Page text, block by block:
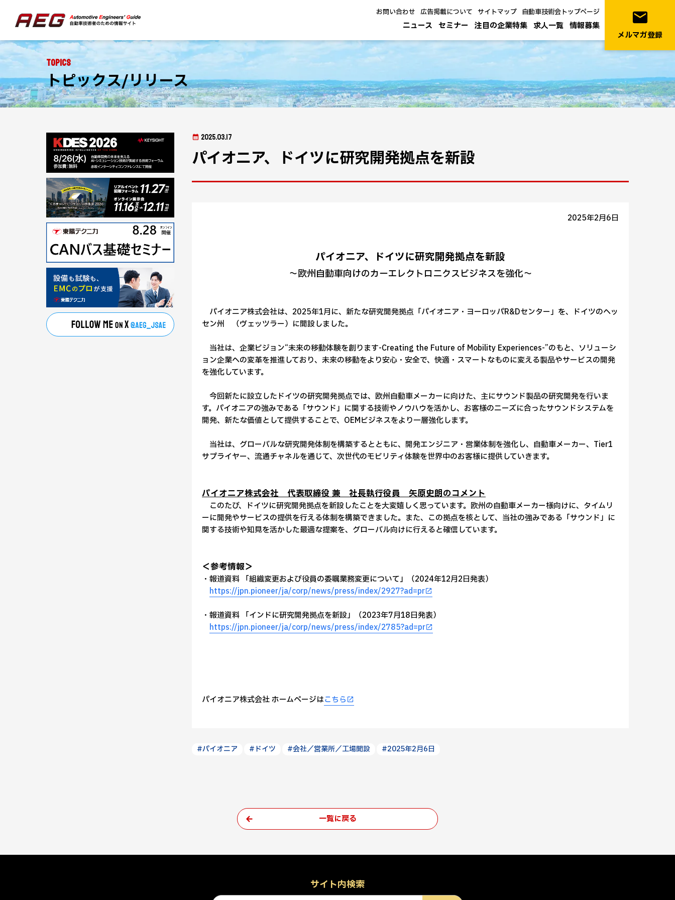
ニュース セミナー 注目の企業特集 求人一覧 情報募集
お問い合わせ 広告掲載について サイトマップ 自動車技術会トップページ email
メルマガ登録
Topics
トピックス/リリース
2025.03.17
パイオニア、ドイツに研究開発拠点を新設
2025年2月6日
パイオニア、ドイツに研究開発拠点を新設
～欧州自動車向けのカーエレクトロニクスビジネスを強化～
パイオニア株式会社は、2025年1月に、新たな研究開発拠点「パイオニア・ヨーロッパR&Dセンター」を、ドイツのヘッ
セン州 （ヴェッツラー）に開設しました。
当社は、企業ビジョン“未来の移動体験を創ります-Creating the Future of Mobility Experiences-”のもと、ソリューシ
ョン企業への変革を推進しており、未来の移動をより安心・安全で、快適・スマートなものに変える製品やサービスの開発
を強化しています。
今回新たに設立したドイツの研究開発拠点では、欧州自動車メーカーに向けた、主にサウンド製品の研究開発を行いま
す。パイオニアの強みである「サウンド」に関する技術やノウハウを活かし、お客様のニーズに合ったサウンドシステムを
開発、新たな価値として提供することで、OEMビジネスをより一層強化します。
当社は、グローバルな研究開発体制を構築するとともに、開発エンジニア・営業体制を強化し、自動車メーカー、Tier1
サプライヤー、流通チャネルを通じて、次世代のモビリティ体験を世界中のお客様に提供していきます。
パイオニア株式会社 代表取締役 兼 社長執行役員 矢原史朗のコメント
このたび、ドイツに研究開発拠点を新設したことを大変嬉しく思っています。欧州の自動車メーカー様向けに、タイムリ
ーに開発やサービスの提供を行える体制を構築できました。また、この拠点を核として、当社の強みである「サウンド」に
関する技術や知見を活かした最適な提案を、グローバル向けに行えると確信しています。
＜参考情報＞
・報道資料 「組織変更および役員の委嘱業務変更について」（2024年12月2日発表）
https://jpn.pioneer/ja/corp/news/press/index/2927?ad=pr
・報道資料 「インドに研究開発拠点を新設」（2023年7月18日発表）
https://jpn.pioneer/ja/corp/news/press/index/2785?ad=pr
パイオニア株式会社 ホームページはこちら
#パイオニア #ドイツ #会社／営業所／工場開設 #2025年2月6日
一覧に戻る
サイト内検索